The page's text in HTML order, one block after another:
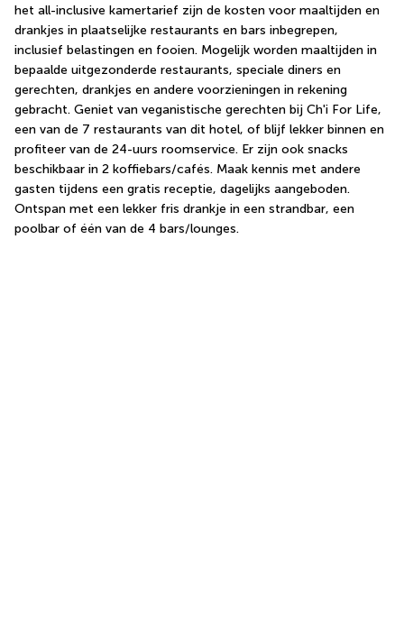
het all-inclusive kamertarief zijn de kosten voor maaltijden en
drankjes in plaatselijke restaurants en bars inbegrepen,
inclusief belastingen en fooien. Mogelijk worden maaltijden in
bepaalde uitgezonderde restaurants, speciale diners en
gerechten, drankjes en andere voorzieningen in rekening
gebracht. Geniet van veganistische gerechten bij Ch'i For Life,
een van de 7 restaurants van dit hotel, of blijf lekker binnen en
profiteer van de 24-uurs roomservice. Er zijn ook snacks
beschikbaar in 2 koffiebars/cafés. Maak kennis met andere
gasten tijdens een gratis receptie, dagelijks aangeboden.
Ontspan met een lekker fris drankje in een strandbar, een
poolbar of één van de 4 bars/lounges.